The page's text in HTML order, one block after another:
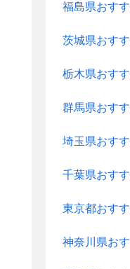
福島県おす
茨城県おす
栃木県おす
群馬県おす
埼玉県おす
千葉県おす
東京都おす
神奈川県お